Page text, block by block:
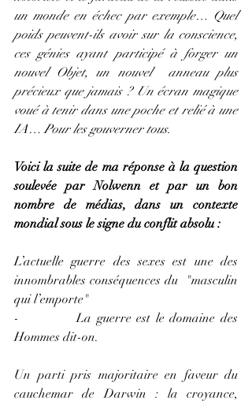
un monde en échec par exemple… Quel
poids peuvent-ils avoir sur la conscience,
ces génies ayant participé à forger un
nouvel Objet, un nouvel  anneau plus
précieux que jamais ? Un écran magique
voué à tenir dans une poche et relié à une
IA… Pour les gouverner tous.
Voici la suite de ma réponse à la question
soulevée par Nolwenn et par un bon
nombre de médias, dans un contexte
mondial sous le signe du conflit absolu :
L’actuelle guerre des sexes est une des
innombrables conséquences du  "masculin
qui l’emporte"
-           La guerre est le domaine des
Hommes dit-on.
Un parti pris majoritaire en faveur du
cauchemar de Darwin : la croyance,